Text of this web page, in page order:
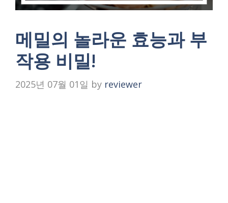
메밀의 놀라운 효능과 부
작용 비밀!
2025년 07월 01일 by reviewer